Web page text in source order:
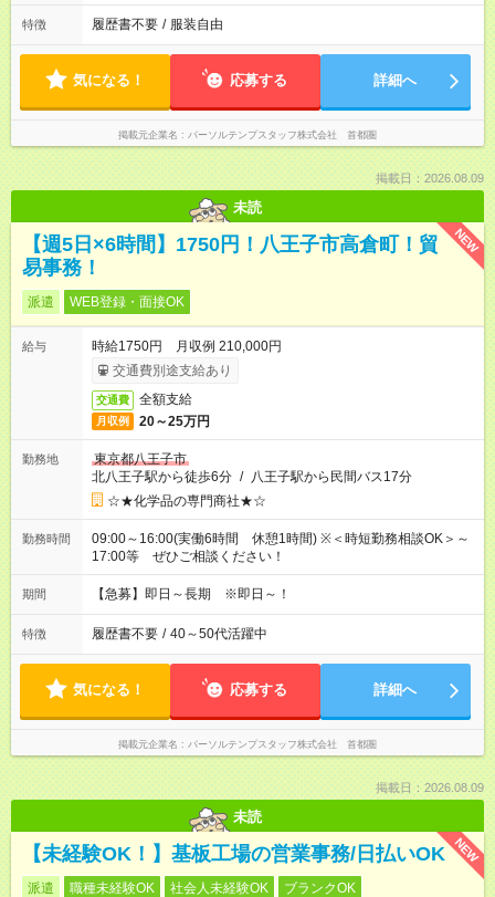
特徴 履歴書不要 / 服装自由
気になる！ 応募する 詳細へ
掲載元企業名 パーソルテンプスタッフ株式会社 首都圏
掲載日：2026.08.09
未読
NEW
【週5日×6時間】1750円！八王子市高倉町！貿
易事務！
派遣 WEB登録・面接OK
給与
時給1750円 月収例 210,000円
交通費別途支給あり
交通費 全額支給
月収例 20～25万円
勤務地
東京都八王子市
北八王子駅から徒歩6分 / 八王子駅から民間バス17分
☆★化学品の専門商社★☆
勤務時間
09:00～16:00(実働6時間 休憩1時間) ※＜時短勤務相談OK＞～
17:00等 ぜひご相談ください！
期間 【急募】即日～長期 ※即日～！
特徴 履歴書不要 / 40～50代活躍中
気になる！ 応募する 詳細へ
掲載元企業名 パーソルテンプスタッフ株式会社 首都圏
掲載日：2026.08.09
未読
NEW
【未経験OK！】基板工場の営業事務/日払いOK
派遣 職種未経験OK 社会人未経験OK
ブランクOK